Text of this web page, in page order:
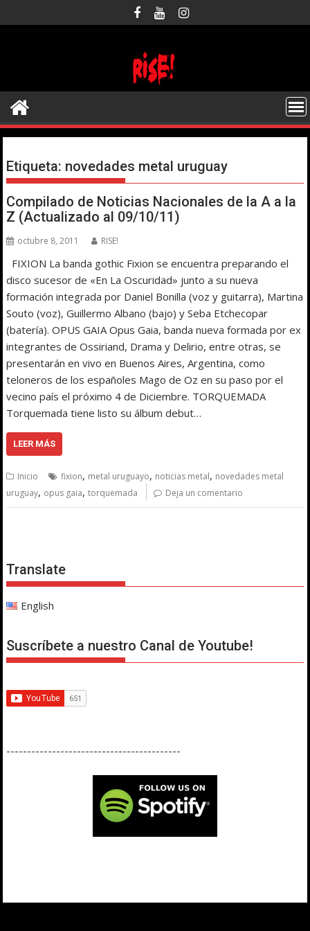
al
Etiqueta: novedades metal uruguay
Compilado de Noticias Nacionales de la A a la
Z (Actualizado al 09/10/11)
octubre 8, 2011 RISE!
FIXION La banda gothic Fixion se encuentra preparando el
disco sucesor de «En La Oscuridad» junto a su nueva
formación integrada por Daniel Bonilla (voz y guitarra), Martina
Souto (voz), Guillermo Albano (bajo) y Seba Etchecopar
(batería). OPUS GAIA Opus Gaia, banda nueva formada por ex
integrantes de Ossiriand, Drama y Delirio, entre otras, se
presentarán en vivo en Buenos Aires, Argentina, como
teloneros de los españoles Mago de Oz en su paso por el
vecino país el próximo 4 de Diciembre. TORQUEMADA
Torquemada tiene listo su álbum debut…
LEER MÁS
Inicio fixion, metal uruguayo, noticias metal, novedades metal
uruguay, opus gaia,torquemada Deja un comentario
Translate
English
Suscríbete a nuestro Canal de Youtube!
------------------------------------------